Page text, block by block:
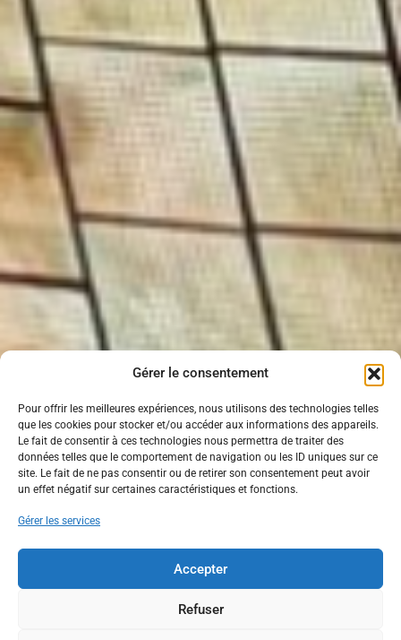
Gérer le consentement
Pour offrir les meilleures expériences, nous utilisons des technologies telles
que les cookies pour stocker et/ou accéder aux informations des appareils.
Le fait de consentir à ces technologies nous permettra de traiter des
données telles que le comportement de navigation ou les ID uniques sur ce
site. Le fait de ne pas consentir ou de retirer son consentement peut avoir
un effet négatif sur certaines caractéristiques et fonctions.
Gérer les services
Accepter
Refuser